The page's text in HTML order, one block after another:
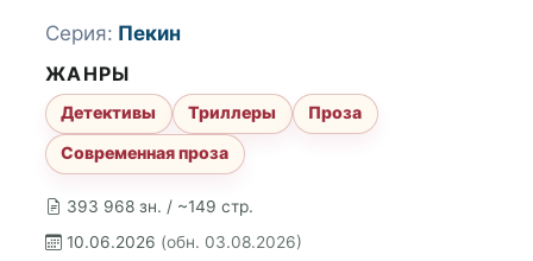
393 968 зн. / ~149 стр.
10.06.2026 (обн. 03.08.2026)
Серия: Пекин
ЖАНРЫ
Детективы Триллеры
Проза
Современная проза